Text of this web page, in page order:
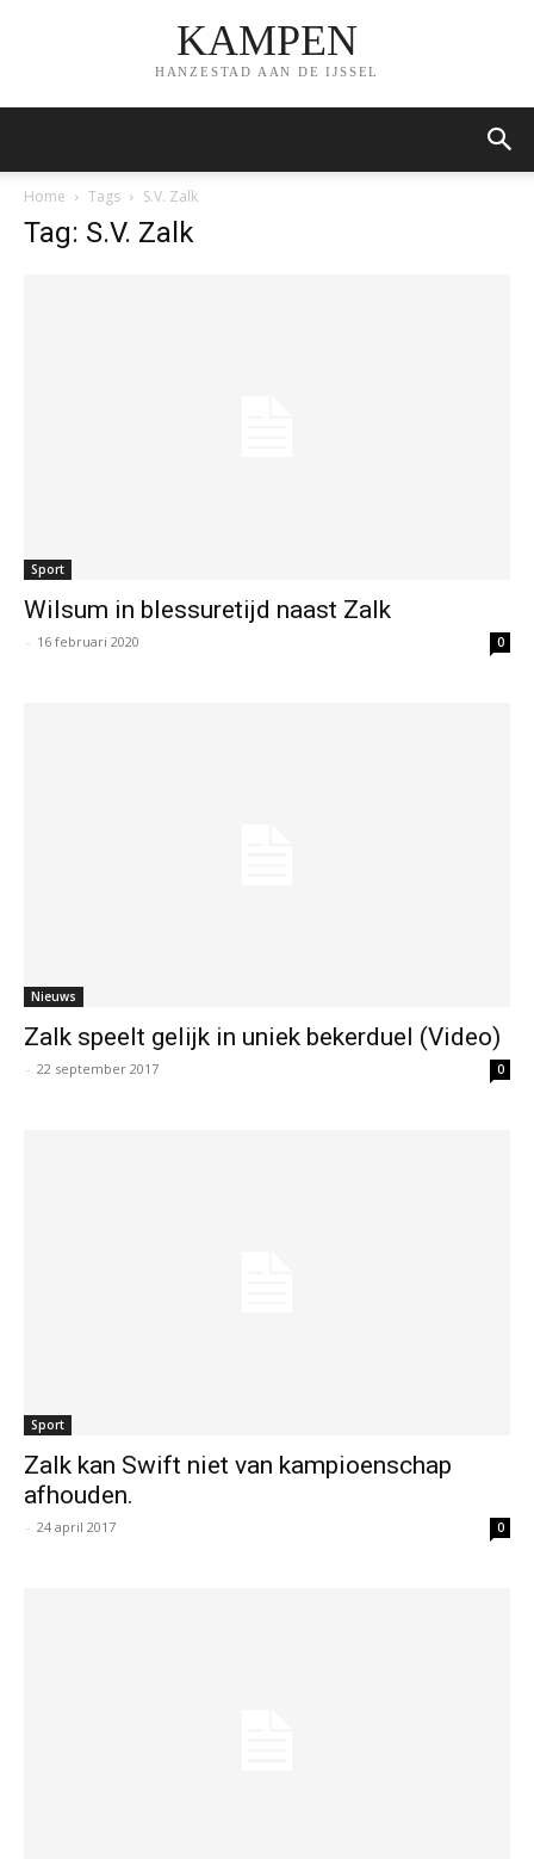
KAMPEN
HANZESTAD AAN DE IJSSEL
Home Tags S.V. Zalk
Tag: S.V. Zalk
Sport
Wilsum in blessuretijd naast Zalk
- 16 februari 2020 0
Nieuws
Zalk speelt gelijk in uniek bekerduel (Video)
- 22 september 2017 0
Sport
Zalk kan Swift niet van kampioenschap
afhouden.
- 24 april 2017 0